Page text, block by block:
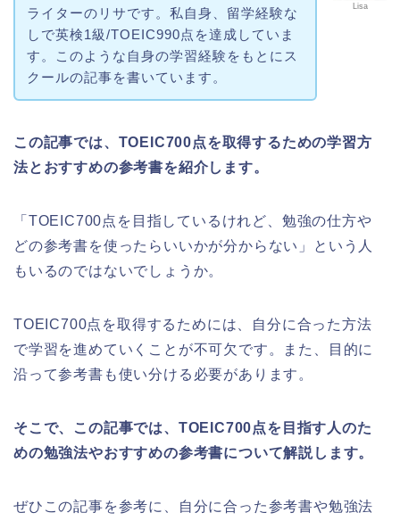
Lisa
ライターのリサです。私自身、留学経験な
しで英検1級/TOEIC990点を達成していま
す。このような自身の学習経験をもとにス
クールの記事を書いています。
この記事では、TOEIC700点を取得するための学習方
法とおすすめの参考書を紹介します。
「TOEIC700点を目指しているけれど、勉強の仕方や
どの参考書を使ったらいいかが分からない」という人
もいるのではないでしょうか。
TOEIC700点を取得するためには、自分に合った方法
で学習を進めていくことが不可欠です。また、目的に
沿って参考書も使い分ける必要があります。
そこで、この記事では、TOEIC700点を目指す人のた
めの勉強法やおすすめの参考書について解説します。
ぜひこの記事を参考に、自分に合った参考書や勉強法